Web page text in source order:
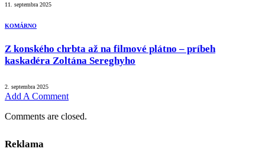
11. septembra 2025
KOMÁRNO
Z konského chrbta až na filmové plátno – príbeh
kaskadéra Zoltána Sereghyho
2. septembra 2025
Add A Comment
Comments are closed.
Reklama